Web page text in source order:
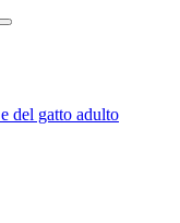
del gatto adulto